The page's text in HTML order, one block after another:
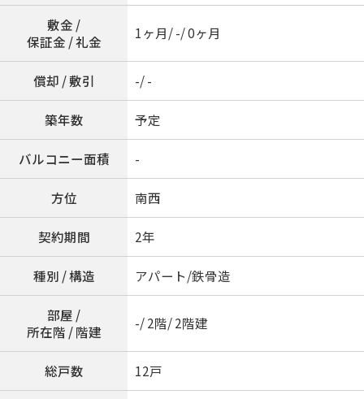
敷金 /
保証金 / 礼金
1ヶ月/ -/ 0ヶ月
償却 / 敷引 -/ -
築年数 予定
バルコニー面積 -
方位 南西
契約期間 2年
種別 / 構造 アパート/鉄骨造
部屋 /
所在階 / 階建
-/ 2階/ 2階建
総戸数 12戸